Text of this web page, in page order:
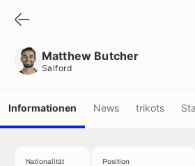
Matthew Butcher
Salford
Informationen News trikots
Nationalität Position